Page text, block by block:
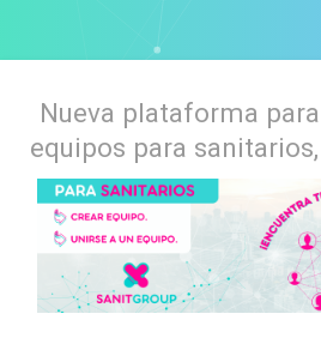
Nueva plataforma
equipos para